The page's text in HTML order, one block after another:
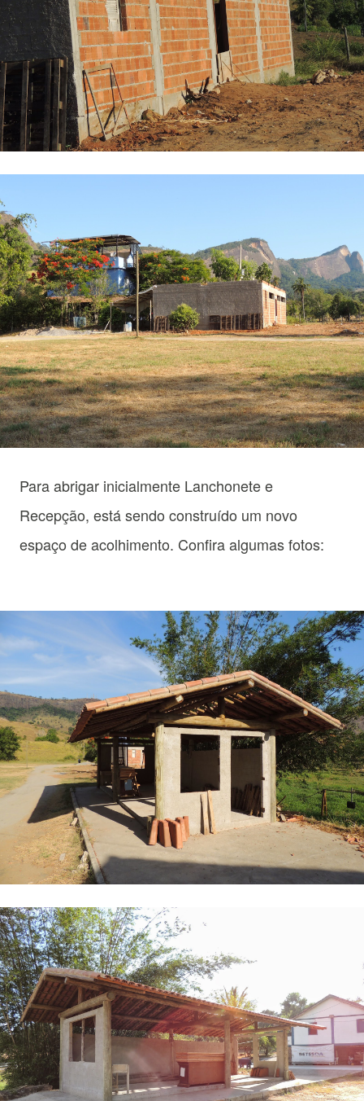
Para abrigar inicialmente Lanchonete e
Recepção, está sendo construído um novo
espaço de acolhimento. Confira algumas fotos: